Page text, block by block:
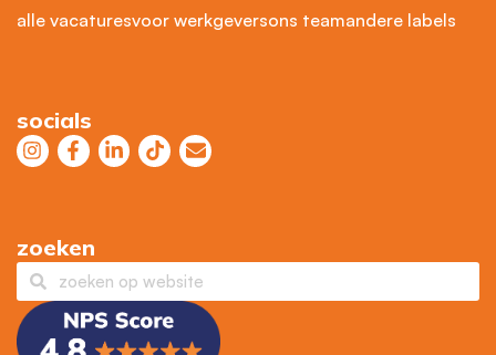
alle vacaturesvoor werkgeversons teamandere labels
socials
zoeken